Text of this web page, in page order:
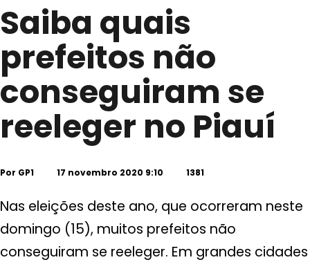
Saiba quais
prefeitos não
conseguiram se
reeleger no Piauí
Por GP1 17 novembro 2020 9:10 1381
Nas eleições deste ano, que ocorreram neste
domingo (15), muitos prefeitos não
conseguiram se reeleger. Em grandes cidades